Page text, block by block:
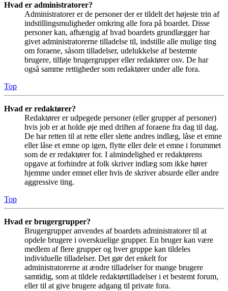
Hvad er administratorer?
Administratorer er de personer der er tildelt det højeste trin af
indstillingsmuligheder omkring alle fora på boardet. Disse
personer kan, afhængig af hvad boardets grundlægger har
givet administratorerne tilladelse til, indstille alle mulige ting
om foraene, såsom tilladelser, udelukkelse af bestemte
brugere, tilføje brugergrupper eller redaktører osv. De har
også samme rettigheder som redaktører under alle fora.
Top
Hvad er redaktører?
Redaktører er udpegede personer (eller grupper af personer)
hvis job er at holde øje med driften af foraene fra dag til dag.
De har retten til at rette eller slette andres indlæg, låse et emne
eller låse et emne op igen, flytte eller dele et emne i forummet
som de er redaktører for. I almindelighed er redaktørens
opgave at forhindre at folk skriver indlæg som ikke hører
hjemme under emnet eller hvis de skriver absurde eller andre
aggressive ting.
Top
Hvad er brugergrupper?
Brugergrupper anvendes af boardets administratorer til at
opdele brugere i overskuelige grupper. En bruger kan være
medlem af flere grupper og hver gruppe kan tildeles
individuelle tilladelser. Det gør det enkelt for
administratorerne at ændre tilladelser for mange brugere
samtidig, som at tildele redaktørtilladelser i et bestemt forum,
eller til at give brugere adgang til private fora.